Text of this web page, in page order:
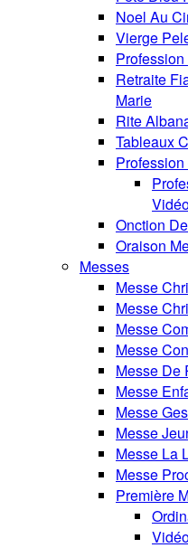
Noel Au
Vierge
Retraite
Marie
Rite
Tableaux
Onction
Oraison
Messes
Messe
Messe
Messe
Messe
Messe De
Messe
Messe
Messe
Messe La
Messe
Première